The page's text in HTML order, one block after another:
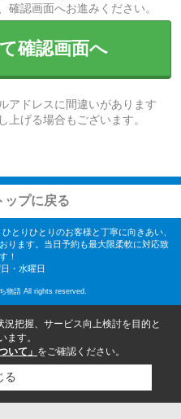
確認画面へお進みください。
確認画面へ
アドレスに間違いがあります
上げる場合もございます。
ップに戻る
とりひとりのお客様と丁寧に向きあい、
ります。当日予約も最大限柔軟に対応致
！
・水曜日
物語 All rights reserved.
把握、サービス向上検討を目的と
ます。
いて」 をご確認ください。
る